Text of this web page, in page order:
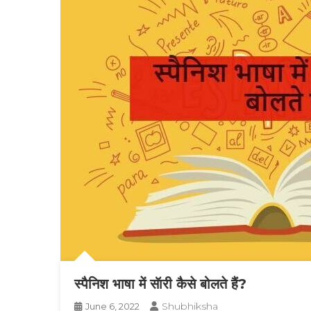
स्पैनिश भाषा में सॅारी कैसे बोलते हैं?
June 6, 2022 Shubhiksha